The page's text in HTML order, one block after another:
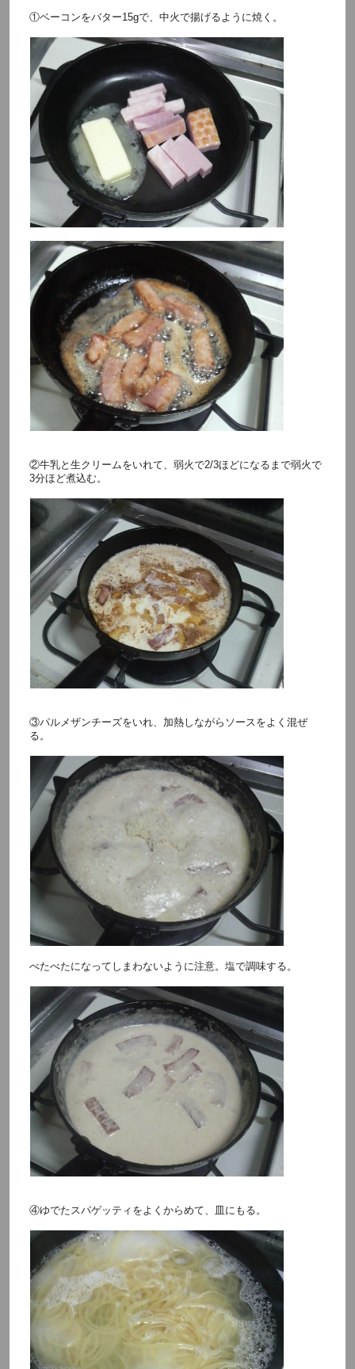
①ベーコンをバター15gで、中火で揚げるように焼く。
②牛乳と生クリームをいれて、弱火で2/3ほどになるまで弱火で
3分ほど煮込む。
③パルメザンチーズをいれ、加熱しながらソースをよく混ぜ
る。
べたべたになってしまわないように注意。塩で調味する。
④ゆでたスパゲッティをよくからめて、皿にもる。